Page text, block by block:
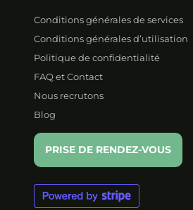
Conditions générales de services
Conditions générales d’utilisation
Politique de confidentialité
FAQ et Contact
Nous recrutons
Blog
PRISE DE RENDEZ-VOUS